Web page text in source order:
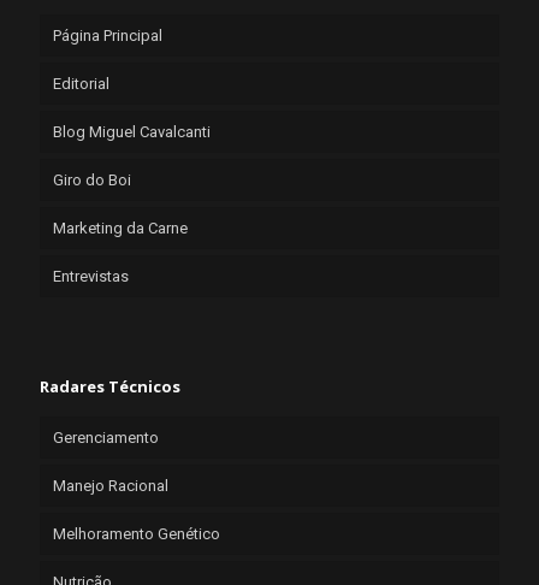
Página Principal
Editorial
Blog Miguel Cavalcanti
Giro do Boi
Marketing da Carne
Entrevistas
Radares Técnicos
Gerenciamento
Manejo Racional
Melhoramento Genético